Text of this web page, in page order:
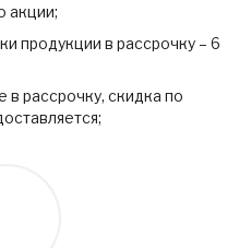
акции;
продукции в рассрочку – 6
в рассрочку, скидка по